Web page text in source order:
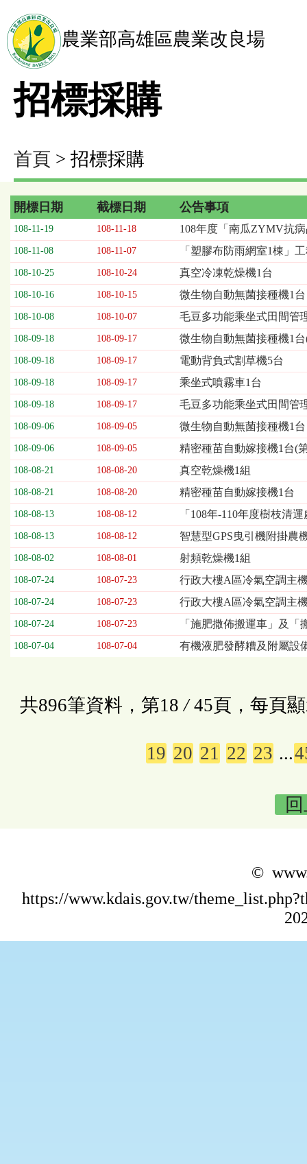
農業部高雄區農業改良場
招標採購
首頁 > 招標採購
招
標
採
購
列
表，
欄
位
依
序
開
標
期、
截
標
日
期、
公
告
事
項
開標日期 截標日期 公告事項
108-11-19 108-11-18 108年度「南瓜ZYMV抗
108-11-08 108-11-07 「塑膠布防雨網室1棟」
108-10-25 108-10-24 真空冷凍乾燥機1台
108-10-16 108-10-15 微生物自動無菌接種機1台
108-10-08 108-10-07 毛豆多功能乘坐式田間管
108-09-18 108-09-17 微生物自動無菌接種機1
108-09-18 108-09-17 電動背負式割草機5台
108-09-18 108-09-17 乘坐式噴霧車1台
108-09-18 108-09-17 毛豆多功能乘坐式田間管
108-09-06 108-09-05 微生物自動無菌接種機1台
108-09-06 108-09-05 精密種苗自動嫁接機1台(
108-08-21 108-08-20 真空乾燥機1組
108-08-21 108-08-20 精密種苗自動嫁接機1台
108-08-13 108-08-12 「108年-110年度樹枝清
108-08-13 108-08-12 智慧型GPS曳引機附掛農
108-08-02 108-08-01 射頻乾燥機1組
108-07-24 108-07-23 行政大樓A區冷氣空調主
108-07-24 108-07-23 行政大樓A區冷氣空調主
108-07-24 108-07-23 「施肥撒佈搬運車」及「
108-07-04 108-07-04 有機液肥發酵糟及附屬設
共896筆資料，第18 /45頁，每頁
19 20 21 22 23 ...
©
https://www.kdais.gov.tw/